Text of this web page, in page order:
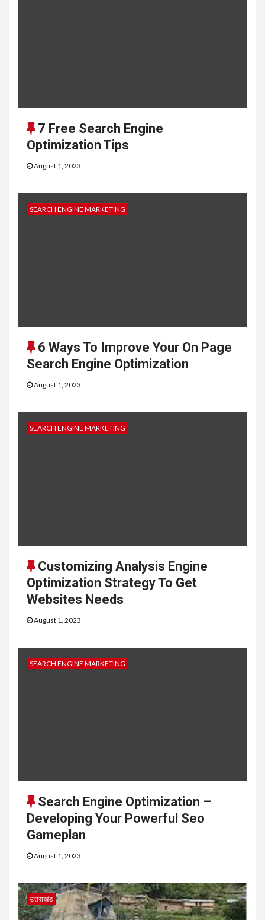
7 Free Search Engine
Optimization Tips
August 1, 2023
SEARCH ENGINE MARKETING
6 Ways To Improve Your On Page
Search Engine Optimization
August 1, 2023
SEARCH ENGINE MARKETING
Customizing Analysis Engine
Optimization Strategy To Get
Websites Needs
August 1, 2023
SEARCH ENGINE MARKETING
Search Engine Optimization –
Developing Your Powerful Seo
Gameplan
August 1, 2023
उत्तराखंड